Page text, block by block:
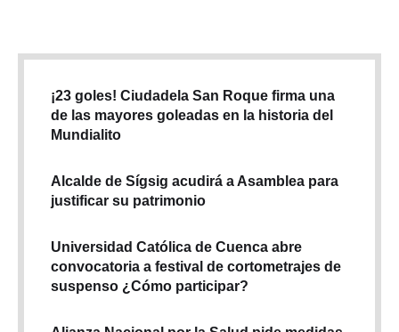
¡23 goles! Ciudadela San Roque firma una
de las mayores goleadas en la historia del
Mundialito
Alcalde de Sígsig acudirá a Asamblea para
justificar su patrimonio
Universidad Católica de Cuenca abre
convocatoria a festival de cortometrajes de
suspenso ¿Cómo participar?